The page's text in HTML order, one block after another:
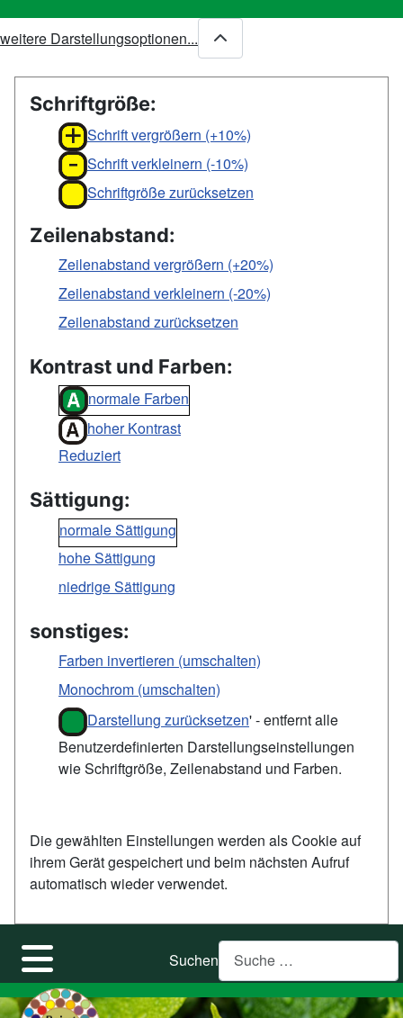
weitere Darstellungsoptionen...
Schriftgröße:
Schrift vergrößern (+10%)
Schrift verkleinern (-10%)
Schriftgröße zurücksetzen
Zeilenabstand:
Zeilenabstand vergrößern (+20%)
Zeilenabstand verkleinern (-20%)
Zeilenabstand zurücksetzen
Kontrast und Farben:
normale Farben
hoher Kontrast
Reduziert
Sättigung:
normale Sättigung
hohe Sättigung
niedrige Sättigung
sonstiges:
Farben invertieren (umschalten)
Monochrom (umschalten)
Darstellung zurücksetzen' - entfernt alle
Benutzerdefinierten Darstellungseinstellungen
wie Schriftgröße, Zeilenabstand und Farben.
Die gewählten Einstellungen werden als Cookie auf
ihrem Gerät gespeichert und beim nächsten Aufruf
automatisch wieder verwendet.
Suchen